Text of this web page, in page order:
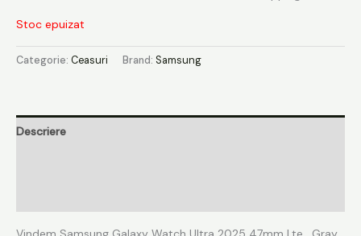
Stoc epuizat
Categorie: Ceasuri Brand: Samsung
Descriere